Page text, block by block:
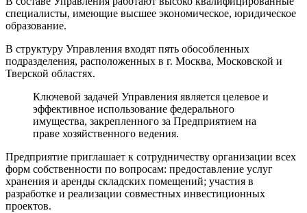
специалисты, имеющие высшее экономическое, юридическое
образование.
В структуру Управления входят пять обособленных
подразделения, расположенных в г. Москва, Московской и
Тверской областях.
Ключевой задачей Управления является целевое и
эффективное использование федерального
имущества, закрепленного за Предприятием на
праве хозяйственного ведения.
Предприятие приглашает к сотрудничеству организации всех
форм собственности по вопросам: предоставление услуг
хранения и аренды складских помещений; участия в
разработке и реализации совместных инвестиционных
проектов.